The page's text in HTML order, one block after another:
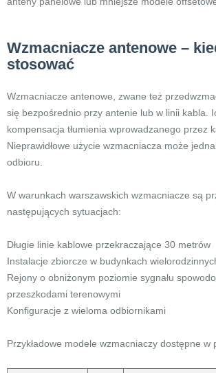
Wzmacniacze antenowe –
stosować
Wzmacniacze antenowe, zwane też
się bezpośrednio przy antenie lub w linii kabla.
kompensacja tłumienia wprowadzanego przez
Nieprawidłowe użycie wzmacniacza może
odbioru.
W warunkach warszawskich wzmacniacze są
następujących sytuacjach:
Długie linie kablowe przekraczające 30 metrów
Instalacje zbiorcze w budynkach
Rejony o obniżonym poziomie sygnału
przeszkodami terenowymi
Konfiguracje z wieloma odbiornikami
Przykładowe modele wzmacniaczy dostępne w